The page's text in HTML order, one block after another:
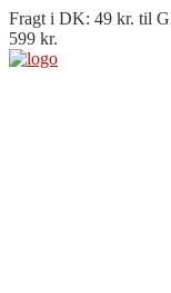
Fragt i DK: 49 kr. til
599 kr.